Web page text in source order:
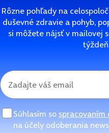
Rôzne pohľady na
duševné zdravie a pohyb,
si môžete nájsť v mailovej
Súhlasím so spracovaním
na účely odoberania